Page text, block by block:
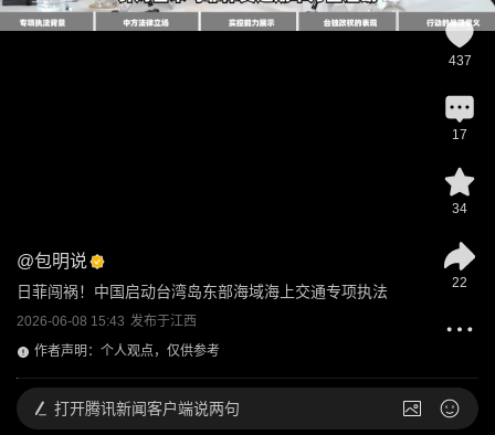
@包明说
日菲闯祸！中国启动台湾岛东部海域海上交通专项执法
2026-06-08 15:43 发布于江西
作者声明：个人观点，仅供参考
437
17
34
22
打开腾讯新闻客户端说两句